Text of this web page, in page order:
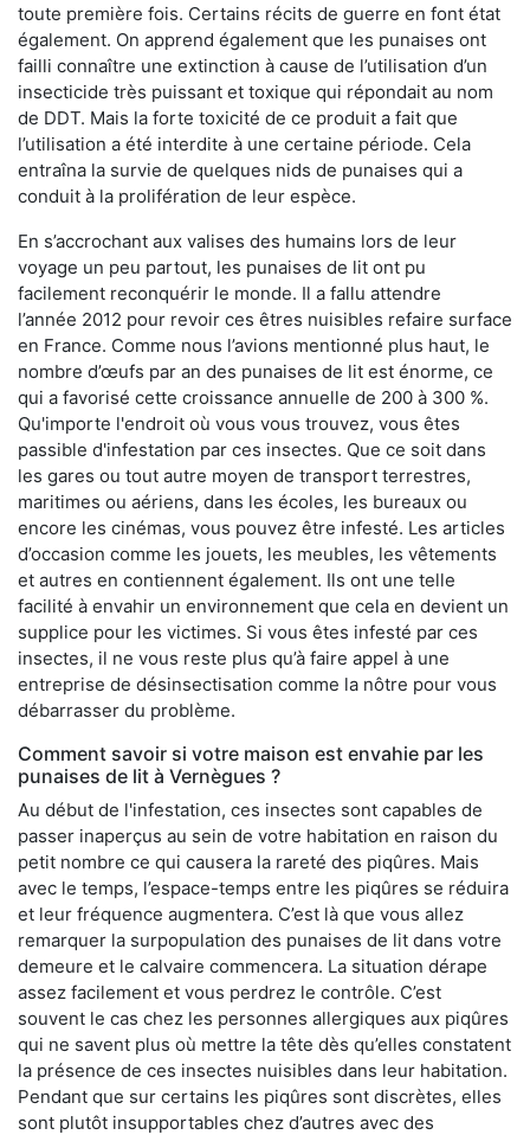
toute première fois. Certains récits de guerre en font état
également. On apprend également que les punaises ont
failli connaître une extinction à cause de l’utilisation d’un
insecticide très puissant et toxique qui répondait au nom
de DDT. Mais la forte toxicité de ce produit a fait que
l’utilisation a été interdite à une certaine période. Cela
entraîna la survie de quelques nids de punaises qui a
conduit à la prolifération de leur espèce.
En s’accrochant aux valises des humains lors de leur
voyage un peu partout, les punaises de lit ont pu
facilement reconquérir le monde. Il a fallu attendre
l’année 2012 pour revoir ces êtres nuisibles refaire surface
en France. Comme nous l’avions mentionné plus haut, le
nombre d’œufs par an des punaises de lit est énorme, ce
qui a favorisé cette croissance annuelle de 200 à 300 %.
Qu'importe l'endroit où vous vous trouvez, vous êtes
passible d'infestation par ces insectes. Que ce soit dans
les gares ou tout autre moyen de transport terrestres,
maritimes ou aériens, dans les écoles, les bureaux ou
encore les cinémas, vous pouvez être infesté. Les articles
d’occasion comme les jouets, les meubles, les vêtements
et autres en contiennent également. Ils ont une telle
facilité à envahir un environnement que cela en devient un
supplice pour les victimes. Si vous êtes infesté par ces
insectes, il ne vous reste plus qu’à faire appel à une
entreprise de désinsectisation comme la nôtre pour vous
débarrasser du problème.
Comment savoir si votre maison est envahie par les
punaises de lit à Vernègues ?
Au début de l'infestation, ces insectes sont capables de
passer inaperçus au sein de votre habitation en raison du
petit nombre ce qui causera la rareté des piqûres. Mais
avec le temps, l’espace-temps entre les piqûres se réduira
et leur fréquence augmentera. C’est là que vous allez
remarquer la surpopulation des punaises de lit dans votre
demeure et le calvaire commencera. La situation dérape
assez facilement et vous perdrez le contrôle. C’est
souvent le cas chez les personnes allergiques aux piqûres
qui ne savent plus où mettre la tête dès qu’elles constatent
la présence de ces insectes nuisibles dans leur habitation.
Pendant que sur certains les piqûres sont discrètes, elles
sont plutôt insupportables chez d’autres avec des